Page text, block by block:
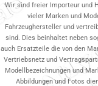
Wir sind freier Importeur und
vieler Marken und
Fahrzeughersteller und
sind. Dies beinhaltet neben
auch Ersatzteile die von den
Vertriebsnetz und
Modellbezeichnungen und
Abbildungen und Fotos